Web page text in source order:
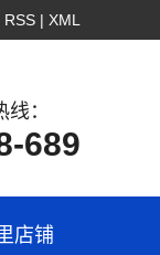
RSS | XML
：
689
店铺